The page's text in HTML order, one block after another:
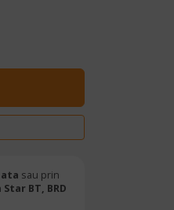
sau prin
Star BT, BRD